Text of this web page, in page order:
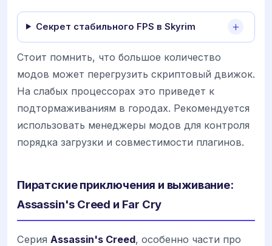
Секрет стабильного FPS в Skyrim
Стоит помнить, что большое количество
модов может перегрузить скриптовый движок.
На слабых процессорах это приведет к
подтормаживаниям в городах. Рекомендуется
использовать менеджеры модов для контроля
порядка загрузки и совместимости плагинов.
Пиратские приключения и выживание:
Assassin's Creed и Far Cry
Серия Assassin's Creed, особенно части про